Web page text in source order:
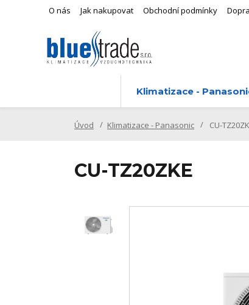
O nás Jak nakupovat Obchodní podmínky
Klimatizace -
Úvod Klimatizace - Panasonic CU-
CU-TZ20ZKE